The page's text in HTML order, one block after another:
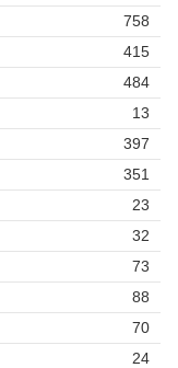
758
415
484
13
397
351
23
32
73
88
70
24